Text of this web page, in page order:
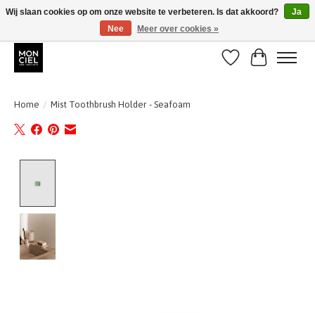
BE + NL : GRATIS VERZENDING van 31/07 t;e.m. 17/8
Verlanglijst
Home / Mist Toothbrush Holder - Seafoam
Wij slaan cookies op om onze website te verbeteren. Is dat akkoord?
Ja
Nee
Meer over cookies »